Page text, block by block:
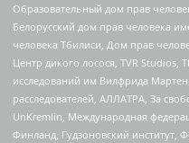
Образовательный дом прав
Белорусский дом прав человека
человека Тбилиси, Дом прав
Центр дикого лосося, TVR Studios,
исследований им Вилфрида
расследователей, АЛЛАТРА, За
UnKremlin, Международная
Финланд, Гудзоновский институт,